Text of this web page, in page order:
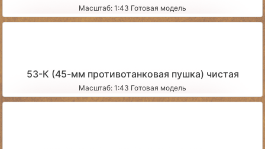
Масштаб: 1:43 Готовая модель
53-К (45-мм противотанковая пушка) чистая
Масштаб: 1:43 Готовая модель